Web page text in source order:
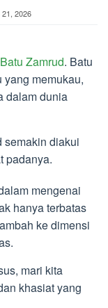
2026
Zamrud. Batu
memukau,
dalam dunia
semakin diakui
padanya.
mengenai
hanya terbatas
ke dimensi
mari kita
khasiat yang